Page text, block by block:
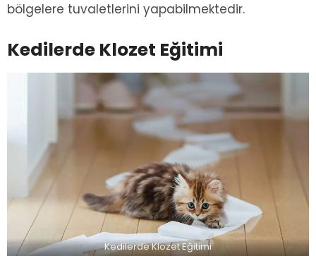
bölgelere tuvaletlerini yapabilmektedir.
Kedilerde Klozet Eğitimi
Kedilerde Klozet Eğitimi